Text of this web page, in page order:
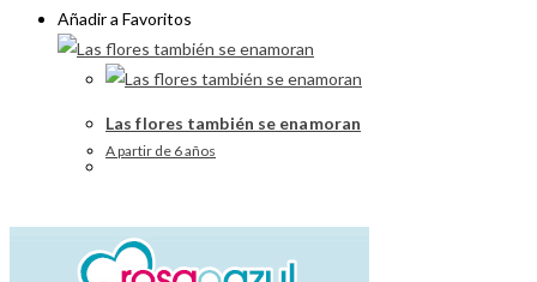
Añadir a Favoritos
Las flores también se enamoran
A partir de 6 años